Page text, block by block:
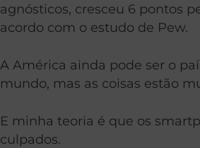
agnósticos, cresceu 6 pontos
acordo com o estudo de Pew.
A América ainda pode ser o
mundo, mas as coisas estão
E minha teoria é que os
culpados.